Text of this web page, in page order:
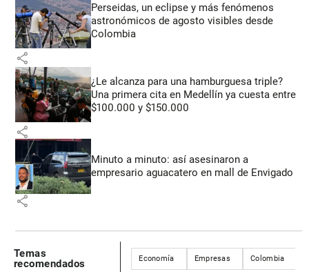
Perseidas, un eclipse y más fenómenos
astronómicos de agosto visibles desde
Colombia
share
¿Le alcanza para una hamburguesa triple?
Una primera cita en Medellín ya cuesta entre
$100.000 y $150.000
share
Minuto a minuto: así asesinaron a
empresario aguacatero en mall de Envigado
share
Temas
recomendados
Economía Empresas Colombia